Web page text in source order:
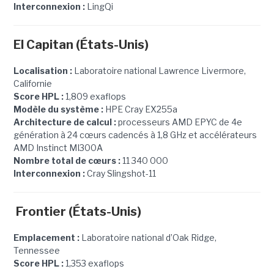
Interconnexion :LingQi
El Capitan (États-Unis)
Localisation :Laboratoire national Lawrence Livermore,
Californie
Score HPL :1,809 exaflops
Modèle du système :HPE Cray EX255a
Architecture de calcul :processeurs AMD EPYC de 4e
génération à 24 cœurs cadencés à 1,8 GHz et accélérateurs
AMD Instinct MI300A
Nombre total de cœurs :11 340 000
Interconnexion :Cray Slingshot-11
Frontier (États-Unis)
Emplacement :Laboratoire national d’Oak Ridge,
Tennessee
Score HPL :1,353 exaflops